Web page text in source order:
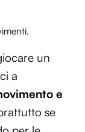
un
a
e
se